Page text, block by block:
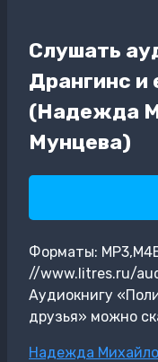
Слушать
Дрангинс и
(Надежда
Мунцева)
Форматы:
//www.litres.ru/
Аудиокнигу
друзья» можно
Метки
Надежда